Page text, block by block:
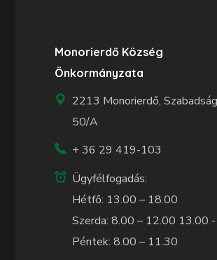
Monorierdő Község
Önkormányzata
2213 Monorierdő,
50/A
+ 36 29 419-103
Ügyfélfogadás:
Hétfő: 13.00 – 18.00
Szerda: 8.00 – 12.00 13.00
Péntek: 8.00 – 11.30